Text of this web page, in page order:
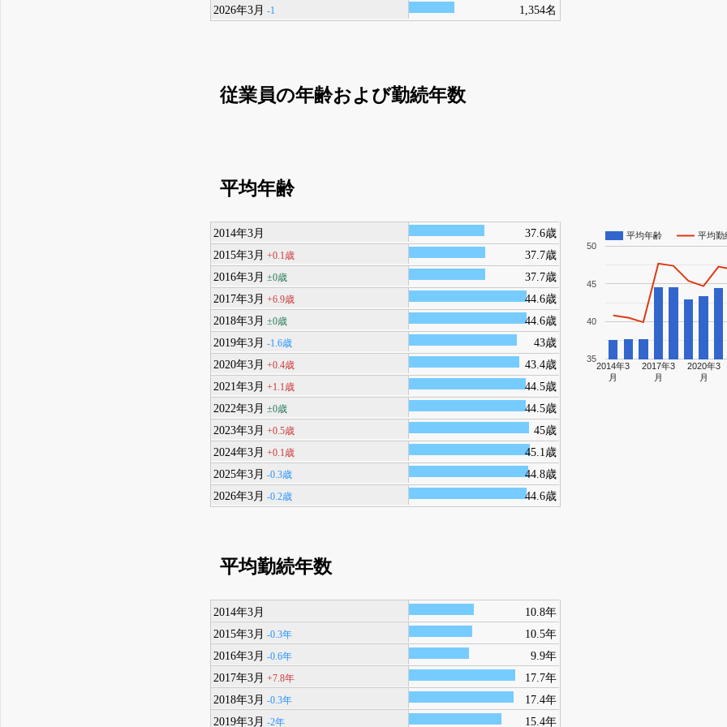
2026年3月-1 1,354名
従業員の年齢および勤続年数
平均年齢
2014年3月
37.6歳
2015年3月+0.1歳
37.7歳
2016年3月±0歳
37.7歳
2017年3月+6.9歳
44.6歳
2018年3月±0歳
44.6歳
2019年3月-1.6歳
43歳
2020年3月+0.4歳
43.4歳
2021年3月+1.1歳
44.5歳
2022年3月±0歳
44.5歳
2023年3月+0.5歳
45歳
2024年3月+0.1歳
45.1歳
2025年3月-0.3歳
44.8歳
2026年3月-0.2歳 44.6歳
平均勤続年数
2014年3月
10.8年
2015年3月-0.3年
10.5年
2016年3月-0.6年
9.9年
2017年3月+7.8年
17.7年
2018年3月-0.3年
17.4年
2019年3月-2年 15.4年
平均年齢 平均勤
2014年3
月
2017年3
月
2020年3
月
35
40
45
50